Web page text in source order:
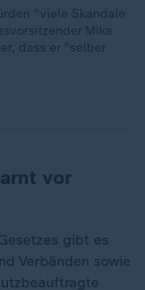
"viele Skandale
Mika
dass er "selber
vor
gibt es
Verbänden sowie